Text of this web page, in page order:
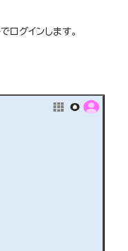
グインします。